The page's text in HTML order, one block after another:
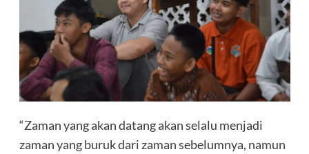
“Zaman yang akan datang akan selalu menjadi
zaman yang buruk dari zaman sebelumnya, namun